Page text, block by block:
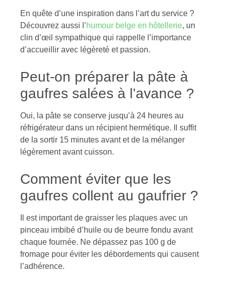
En quête d’une inspiration dans l’art du service ?
Découvrez aussi l’humour belge en hôtellerie, un
clin d’œil sympathique qui rappelle l’importance
d’accueillir avec légèreté et passion.
Peut-on préparer la pâte à
gaufres salées à l’avance ?
Oui, la pâte se conserve jusqu’à 24 heures au
réfrigérateur dans un récipient hermétique. Il suffit
de la sortir 15 minutes avant et de la mélanger
légèrement avant cuisson.
Comment éviter que les
gaufres collent au gaufrier ?
Il est important de graisser les plaques avec un
pinceau imbibé d’huile ou de beurre fondu avant
chaque fournée. Ne dépassez pas 100 g de
fromage pour éviter les débordements qui causent
l’adhérence.